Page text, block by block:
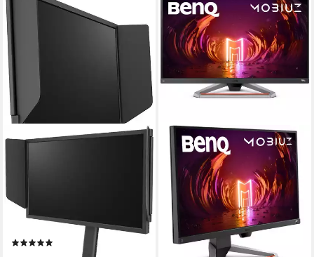
BENQ
1920 x 1080 px, Full HD
0,5 ms Reaktionszeit
BENQ
MOBIUZ EX2710S - Gaming
Monitor - schwarz Gaming-
Monitor
1920 x 1080 px, Full HD Auflösung
Produktdatenblatt
178,90 €
mtl. in 12 Raten